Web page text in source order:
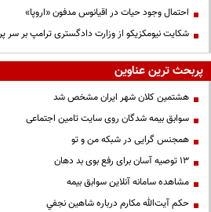
احتمال وجود حیات در اقیانوس مدفون «اروپا»
شکایت نیومکزیکو از وزارت دادگستری ترامپ بر سر
پربحث ترین عناوین
هشتمین کلان شهر ایران مشخص شد
سوابق بیمه شدگان روی سایت تامین اجتماعی
همجنس گرایی در شبکه من و تو
13 توصیه آسان برای رفع بوی بد دهان
مشاهده سامانه آنلاين سوابق بیمه
حكم آيت‌الله مكارم درباره شاهين نجفي